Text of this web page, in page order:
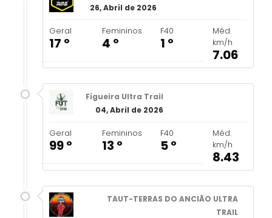
26, Abril de 2026
Geral
17 º
Femininos
4 º
F40
1 º
Méd.
km/h
7.06
Figueira Ultra Trail
04, Abril de 2026
Geral
99 º
Femininos
13 º
F40
5 º
Méd.
km/h
8.43
TAUT-TERRAS DO ANCIÃO ULTRA
TRAIL